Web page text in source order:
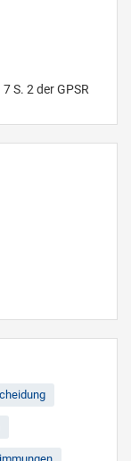
S. 2 der GPSR